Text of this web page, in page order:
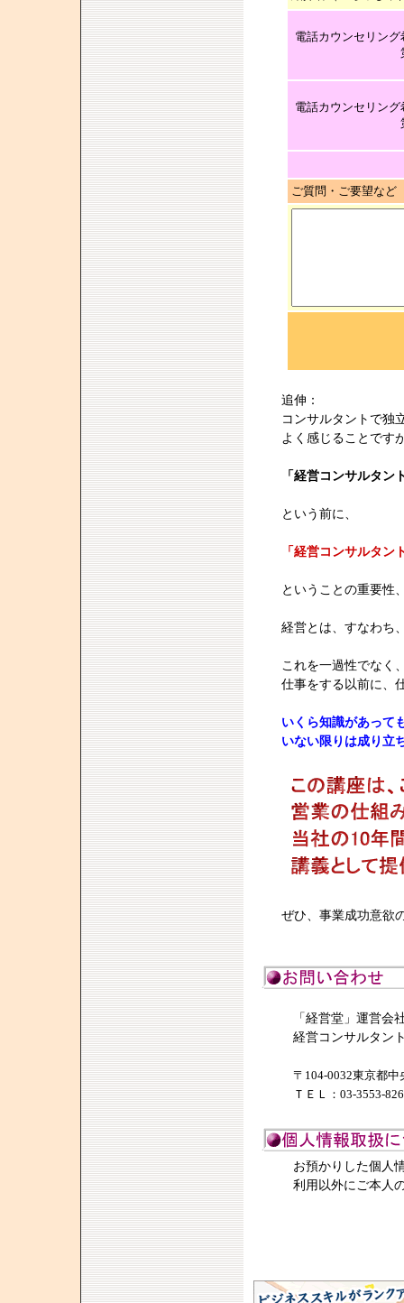
電話カウンセリング
電話カウンセリング
ご質問・ご要望など
追伸：
コンサルタントで独
よく感じることです
「経営コンサルタン
という前に、
「経営コンサルタン
ということの重要性
経営とは、すなわち
これを一過性でなく
仕事をする以前に、
いくら知識があって
いない限りは成り立
ぜひ、事業成功意欲
「経営堂」運営
経営コンサルタ
〒104-0032東京都中
ＴＥＬ：03-3553-
お預かりした個人
利用以外にご本人